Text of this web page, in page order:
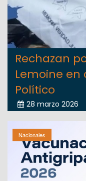
Rechazan
Lemoine en
Político
28 marzo 2026
Nacionales